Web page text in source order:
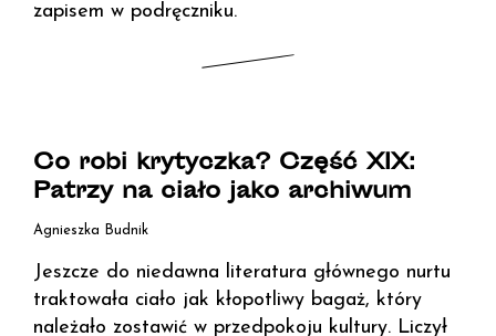
zapisem w podręczniku.
Co robi krytyczka? Część XIX:
Patrzy na ciało jako archiwum
Agnieszka Budnik
Jeszcze do niedawna literatura głównego nurtu
traktowała ciało jak kłopotliwy bagaż, który
należało zostawić w przedpokoju kultury. Liczył